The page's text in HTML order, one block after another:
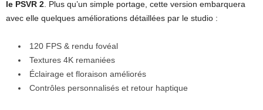
le PSVR 2 . Plus qu’un simple portage, cette version embarquera
avec elle quelques améliorations détaillées par le studio :
120 FPS & rendu fovéal
Textures 4K remaniées
Éclairage et floraison améliorés
Contrôles personnalisés et retour haptique